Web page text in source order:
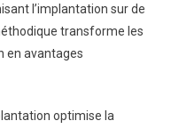
l’implantation sur de
transforme les
en avantages
optimise la